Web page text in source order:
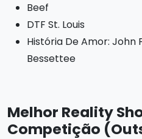
Beef
DTF St. Louis
História De Amor: John
Bessettee
Melhor Reality
Competição